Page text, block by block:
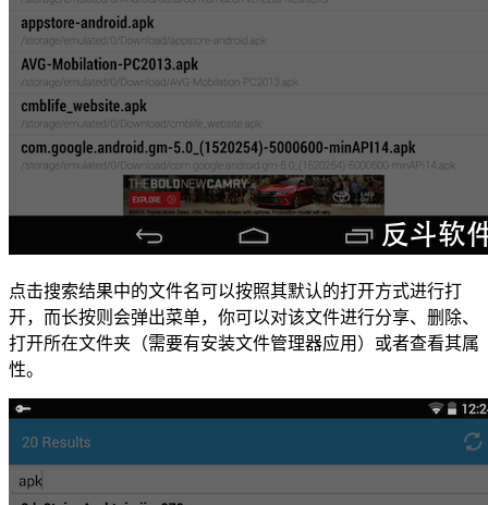
点击搜索结果中的文件名可以按照其默认的打开方式进行打
开，而长按则会弹出菜单，你可以对该文件进行分享、删除、
打开所在文件夹（需要有安装文件管理器应用）或者查看其属
性。